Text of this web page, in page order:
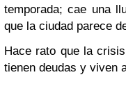
temporada; cae una
que la ciudad parece
Hace rato que la
tienen deudas y viven